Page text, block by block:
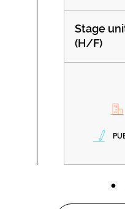
Stage
(H/F)